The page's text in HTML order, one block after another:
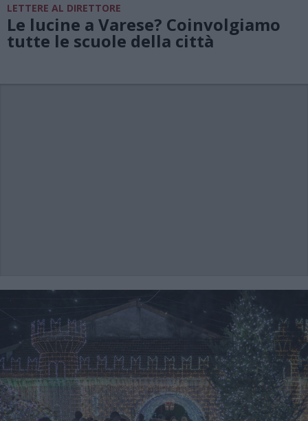
LETTERE AL DIRETTORE
Le lucine a Varese? Coinvolgiamo
tutte le scuole della città